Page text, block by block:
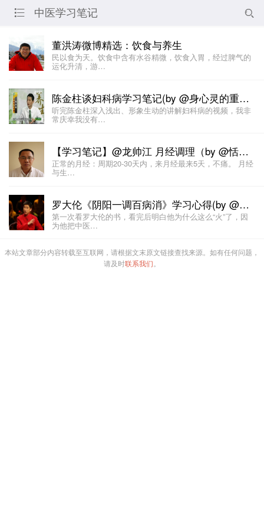
 中医学习笔记 
董洪涛微博精选：饮食与养生
民以食为天。饮食中含有水谷精微，饮食入胃，经过脾气的
运化升清，游…
陈金柱谈妇科病学习笔记(by @身心灵的重建 )
听完陈金柱深入浅出、形象生动的讲解妇科病的视频，我非
常庆幸我没有…
【学习笔记】@龙帅江 月经调理（by @恬淡小可以）
正常的月经：周期20-30天内，来月经最来5天，不痛。 月经
与生…
罗大伦《阴阳一调百病消》学习心得(by @身心灵的重建 )
第一次看罗大伦的书，看完后明白他为什么这么“火”了，因
为他把中医…
本站文章部分内容转载至互联网，请根据文末原文链接查找来源。如有任何问题，
请及时联系我们